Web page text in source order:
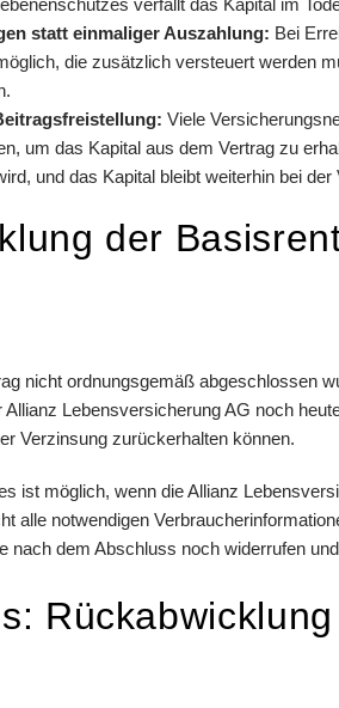
verfällt das Kapital im
statt einmaliger Auszahlung: Bei
die zusätzlich versteuert werden
Viele
um das Kapital aus dem Vertrag zu
und das Kapital bleibt weiterhin bei
der
nicht ordnungsgemäß abgeschlossen
Allianz Lebensversicherung AG noch
Verzinsung zurückerhalten können.
ist möglich, wenn die Allianz
alle notwendigen
nach dem Abschluss noch widerrufen